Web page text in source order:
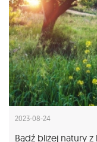
2023-08-24
Bądź bliżej natury